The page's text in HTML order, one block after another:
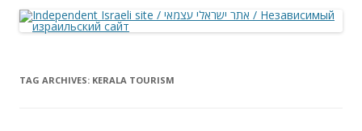
TAG ARCHIVES: KERALA TOURISM